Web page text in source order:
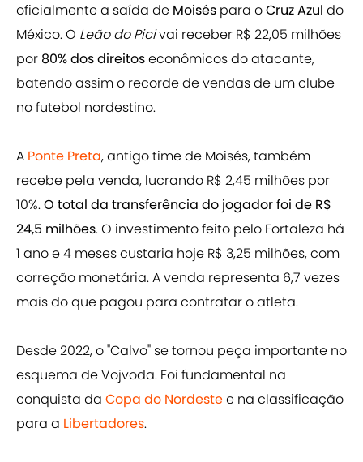
oficialmente a saída de Moisés para oCruz Azul do
México. O Leão do Picivai receber R$ 22,05 milhões
por 80% dos direitoseconômicos do atacante,
batendo assim o recorde de vendas de um clube
no futebol nordestino.
A Ponte Preta, antigo time de Moisés, também
recebe pela venda, lucrando R$ 2,45 milhões por
10%.O total da transferência do jogador foi de R$
24,5 milhões. O investimento feito pelo Fortaleza há
1 ano e 4 meses custaria hoje R$ 3,25 milhões, com
correção monetária. A venda representa 6,7 vezes
mais do que pagou para contratar o atleta.
Desde 2022, o "Calvo" se tornou peça importante no
esquema de Vojvoda. Foi fundamental na
conquista da Copa do Nordestee na classificação
para a Libertadores.